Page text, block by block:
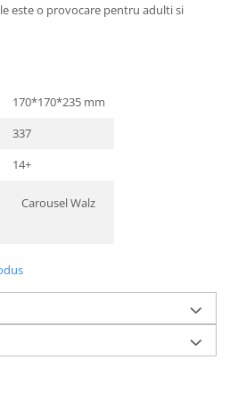
este o provocare pentru adulti si
170*170*235 mm
337
14+
Carousel Walz